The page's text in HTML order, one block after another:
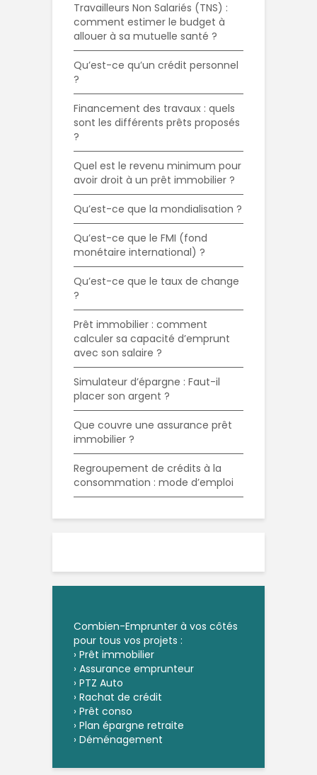
Travailleurs Non Salariés (TNS) :
comment estimer le budget à
allouer à sa mutuelle santé ?
Qu’est-ce qu’un crédit personnel
?
Financement des travaux : quels
sont les différents prêts proposés
?
Quel est le revenu minimum pour
avoir droit à un prêt immobilier ?
Qu’est-ce que la mondialisation ?
Qu’est-ce que le FMI (fond
monétaire international) ?
Qu’est-ce que le taux de change
?
Prêt immobilier : comment
calculer sa capacité d’emprunt
avec son salaire ?
Simulateur d’épargne : Faut-il
placer son argent ?
Que couvre une assurance prêt
immobilier ?
Regroupement de crédits à la
consommation : mode d’emploi
Combien-Emprunter à vos côtés
pour tous vos projets :
› Prêt immobilier
› Assurance emprunteur
› PTZ Auto
› Rachat de crédit
› Prêt conso
› Plan épargne retraite
› Déménagement